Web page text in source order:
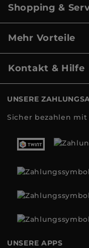
Shopping &
Mehr Vorteile
Kontakt & Hilfe
UNSERE
Sicher bezahlen mit
UNSERE APPS